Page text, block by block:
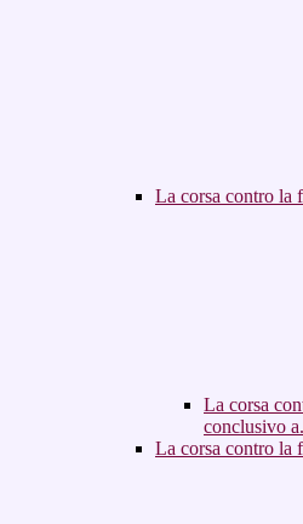
La corsa contro la
La corsa
conclusivo
La corsa contro la